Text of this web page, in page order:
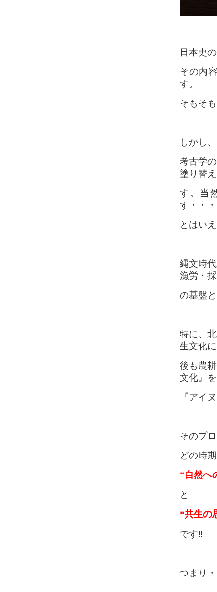
日本史
その内
す。
そもそ
しかし
考古学
塗り替
す。当
す・・・
とはい
縄文時
漁労・
の基盤
特に、
生文化
後も農
文化』
『アイ
そのプ
どの時
“自然へ
と
“共生の
です!!
つまり